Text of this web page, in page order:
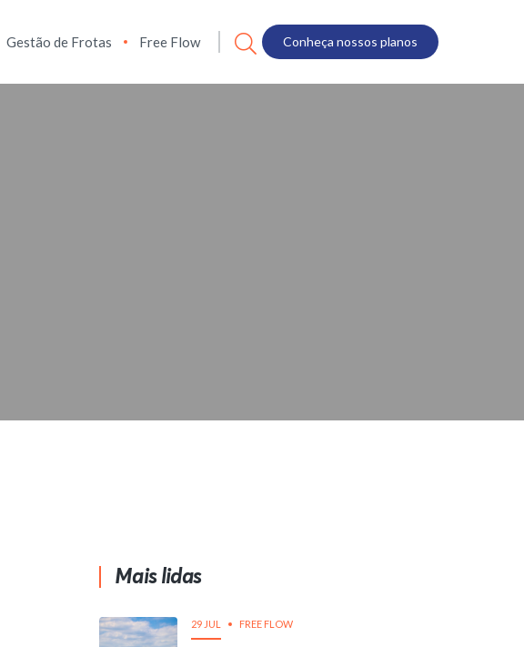
Gestão de Frotas Free Flow Conheça nossos planos
Mais lidas
29 JUL FREE FLOW